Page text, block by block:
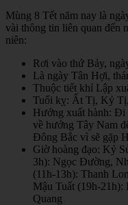
Mùng 8 Tết năm nay là
vài thông tin liên quan đến
niên:
Rơi vào thứ Bảy,
Là ngày Tân Hợi,
Thuộc tiết khí Lập
Tuổi kỵ: Ất Tị, Kỷ
Hướng xuất hành: Đi
về hướng Tây Nam
Đông Bắc vì sẽ gặp
Giờ hoàng đạo: Kỷ
3h): Ngọc Đường,
(11h-13h): Thanh
Mậu Tuất (19h-
Quang